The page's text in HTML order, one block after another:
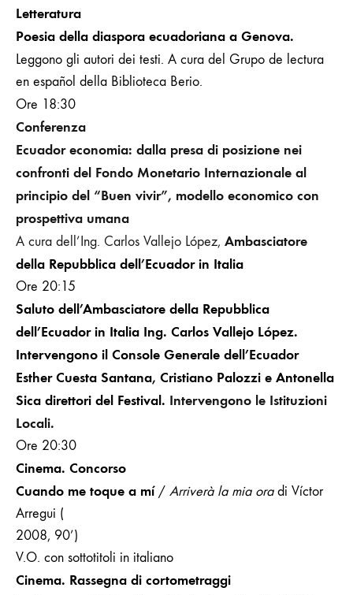
Letteratura
Poesia della diaspora ecuadoriana a Genova.
Leggono gli autori dei testi. A cura del Grupo de lectura
en español della Biblioteca Berio.
Ore 18:30
Conferenza
Ecuador economia: dalla presa di posizione nei
confronti del Fondo Monetario Internazionale al
principio del “Buen vivir”, modello economico con
prospettiva umana
A cura dell’Ing. Carlos Vallejo López, Ambasciatore
della Repubblica dell’Ecuador in Italia
Ore 20:15
Saluto dell’Ambasciatore della Repubblica
dell’Ecuador in Italia Ing. Carlos Vallejo López.
Intervengono il Console Generale dell’Ecuador
Esther Cuesta Santana, Cristiano Palozzi e Antonella
Sica direttori del Festival. Intervengono le Istituzioni
Locali.
Ore 20:30
Cinema. Concorso
Cuando me toque a mí / Arriverà la mia ora di Víctor
Arregui (
2008, 90’)
V.O. con sottotitoli in italiano
Cinema. Rassegna di cortometraggi